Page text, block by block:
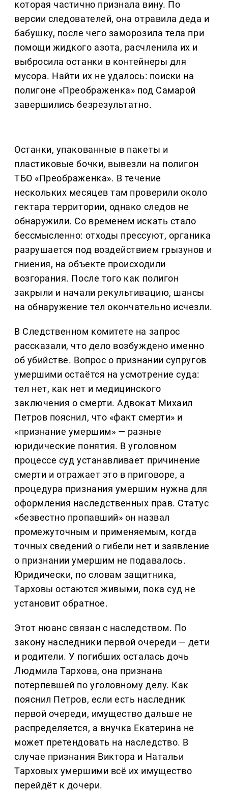
которая частично признала вину. По
версии следователей, она отравила деда и
бабушку, после чего заморозила тела при
помощи жидкого азота, расчленила их и
выбросила останки в контейнеры для
мусора. Найти их не удалось: поиски на
полигоне «Преображенка» под Самарой
завершились безрезультатно.
Останки, упакованные в пакеты и
пластиковые бочки, вывезли на полигон
ТБО «Преображенка». В течение
нескольких месяцев там проверили около
гектара территории, однако следов не
обнаружили. Со временем искать стало
бессмысленно: отходы прессуют, органика
разрушается под воздействием грызунов и
гниения, на объекте происходили
возгорания. После того как полигон
закрыли и начали рекультивацию, шансы
на обнаружение тел окончательно исчезли.
В Следственном комитете на запрос
рассказали, что дело возбуждено именно
об убийстве. Вопрос о признании супругов
умершими остаётся на усмотрение суда:
тел нет, как нет и медицинского
заключения о смерти. Адвокат Михаил
Петров пояснил, что «факт смерти» и
«признание умершим» — разные
юридические понятия. В уголовном
процессе суд устанавливает причинение
смерти и отражает это в приговоре, а
процедура признания умершим нужна для
оформления наследственных прав. Статус
«безвестно пропавший» он назвал
промежуточным и применяемым, когда
точных сведений о гибели нет и заявление
о признании умершим не подавалось.
Юридически, по словам защитника,
Тарховы остаются живыми, пока суд не
установит обратное.
Этот нюанс связан с наследством. По
закону наследники первой очереди — дети
и родители. У погибших осталась дочь
Людмила Тархова, она признана
потерпевшей по уголовному делу. Как
пояснил Петров, если есть наследник
первой очереди, имущество дальше не
распределяется, а внучка Екатерина не
может претендовать на наследство. В
случае признания Виктора и Натальи
Тарховых умершими всё их имущество
перейдёт к дочери.